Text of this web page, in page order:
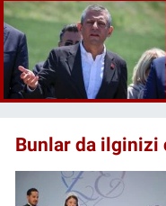
Bunlar da ilginizi